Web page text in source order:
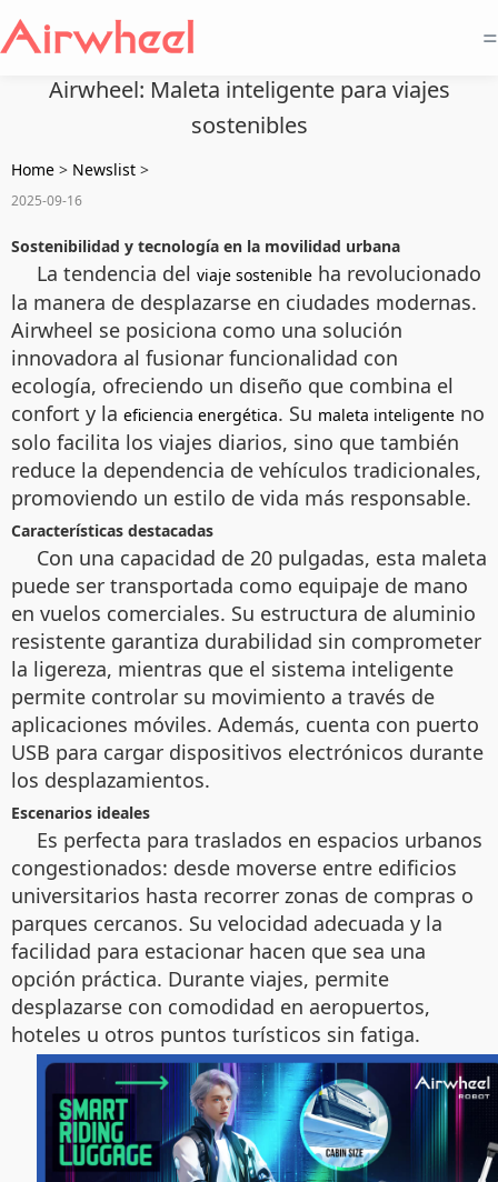
=
Airwheel: Maleta inteligente para viajes
sostenibles
Home > Newslist >
2025-09-16
Sostenibilidad y tecnología en la movilidad urbana
La tendencia del viaje sostenible ha revolucionado
la manera de desplazarse en ciudades modernas.
Airwheel se posiciona como una solución
innovadora al fusionar funcionalidad con
ecología, ofreciendo un diseño que combina el
confort y la eficiencia energética. Su maleta inteligente no
solo facilita los viajes diarios, sino que también
reduce la dependencia de vehículos tradicionales,
promoviendo un estilo de vida más responsable.
Características destacadas
Con una capacidad de 20 pulgadas, esta maleta
puede ser transportada como equipaje de mano
en vuelos comerciales. Su estructura de aluminio
resistente garantiza durabilidad sin comprometer
la ligereza, mientras que el sistema inteligente
permite controlar su movimiento a través de
aplicaciones móviles. Además, cuenta con puerto
USB para cargar dispositivos electrónicos durante
los desplazamientos.
Escenarios ideales
Es perfecta para traslados en espacios urbanos
congestionados: desde moverse entre edificios
universitarios hasta recorrer zonas de compras o
parques cercanos. Su velocidad adecuada y la
facilidad para estacionar hacen que sea una
opción práctica. Durante viajes, permite
desplazarse con comodidad en aeropuertos,
hoteles u otros puntos turísticos sin fatiga.